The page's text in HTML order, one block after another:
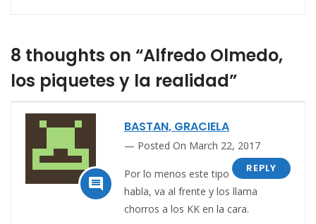
8 thoughts on “Alfredo Olmedo,
los piquetes y la realidad”

BASTAN, GRACIELA
Posted On March 22, 2017
REPLY
Por lo menos este tipo
habla, va al frente y los llama
chorros a los KK en la cara.